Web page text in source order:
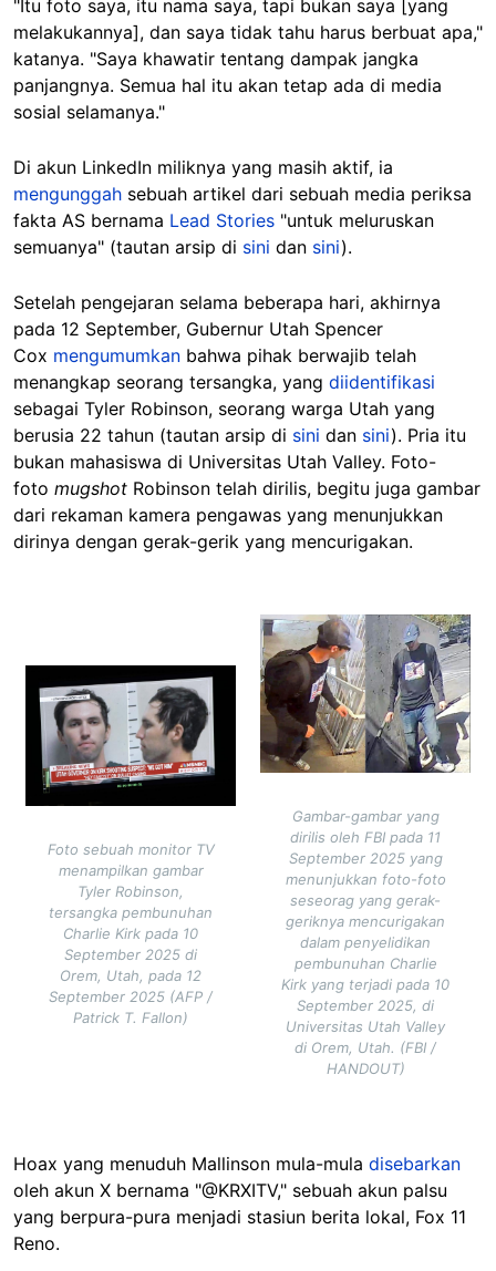
"Itu foto saya, itu nama saya, tapi bukan saya [yang
melakukannya], dan saya tidak tahu harus berbuat apa,"
katanya. "Saya khawatir tentang dampak jangka
panjangnya. Semua hal itu akan tetap ada di media
sosial selamanya."
Di akun LinkedIn miliknya yang masih aktif, ia
mengunggah sebuah artikel dari sebuah media periksa
fakta AS bernama Lead Stories "untuk meluruskan
semuanya" (tautan arsip di sini dan sini).
Setelah pengejaran selama beberapa hari, akhirnya
pada 12 September, Gubernur Utah Spencer
Cox mengumumkan bahwa pihak berwajib telah
menangkap seorang tersangka, yang diidentifikasi
sebagai Tyler Robinson, seorang warga Utah yang
berusia 22 tahun (tautan arsip di sini dan sini). Pria itu
bukan mahasiswa di Universitas Utah Valley. Foto-
foto mugshot Robinson telah dirilis, begitu juga gambar
dari rekaman kamera pengawas yang menunjukkan
dirinya dengan gerak-gerik yang mencurigakan.
Foto sebuah monitor TV
menampilkan gambar
Tyler Robinson,
tersangka pembunuhan
Charlie Kirk pada 10
September 2025 di
Orem, Utah, pada 12
September 2025 (AFP /
Patrick T. Fallon)
Image
Gambar-gambar yang
dirilis oleh FBI pada 11
September 2025 yang
menunjukkan foto-foto
seseorag yang gerak-
geriknya mencurigakan
dalam penyelidikan
pembunuhan Charlie
Kirk yang terjadi pada 10
September 2025, di
Universitas Utah Valley
di Orem, Utah. (FBI /
HANDOUT)
Hoax yang menuduh Mallinson mula-mula disebarkan
oleh akun X bernama "@KRXITV," sebuah akun palsu
yang berpura-pura menjadi stasiun berita lokal, Fox 11
Reno.